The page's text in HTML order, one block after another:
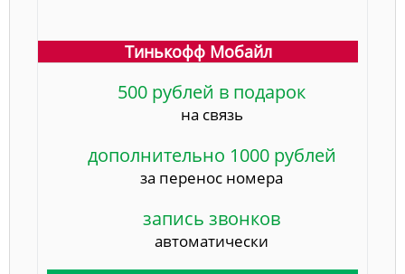
Тинькофф Мобайл
500 рублей в подарок
на связь
дополнительно 1000 рублей
за перенос номера
запись звонков
автоматически